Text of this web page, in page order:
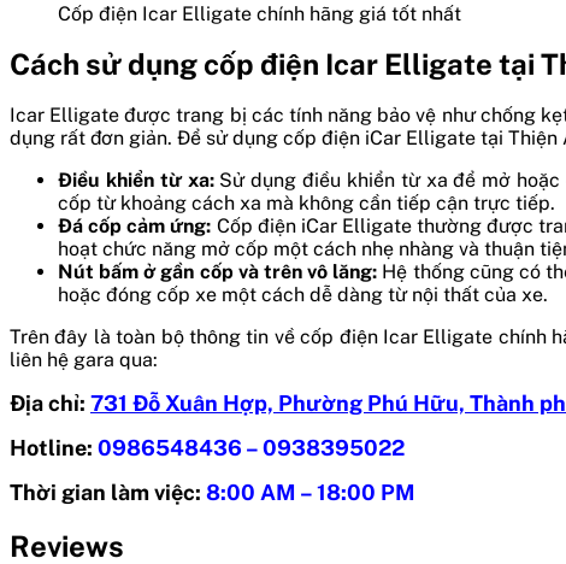
Cốp điện Icar Elligate chính hãng giá tốt nhất
Cách sử dụng cốp điện Icar Elligate tại
Icar Elligate được trang bị các tính năng bảo vệ như chống
dụng rất đơn giản. Để sử dụng cốp điện iCar Elligate tại
Điều khiển từ xa: Sử dụng điều khiển từ xa để mở
cốp từ khoảng cách xa mà không cần tiếp cận trực tiếp.
Đá cốp cảm ứng: Cốp điện iCar Elligate thường được
hoạt chức năng mở cốp một cách nhẹ nhàng và thuận
Nút bấm ở gần cốp và trên vô lăng: Hệ thống cũng có
hoặc đóng cốp xe một cách dễ dàng từ nội thất của xe.
Trên đây là toàn bộ thông tin về cốp điện Icar Elligate chính
liên hệ gara qua:
Địa chỉ: 731 Đỗ Xuân Hợp, Phường Phú Hữu, Thành
Hotline: 0986548436 – 0938395022
Thời gian làm việc: 8:00 AM – 18:00 PM
Reviews